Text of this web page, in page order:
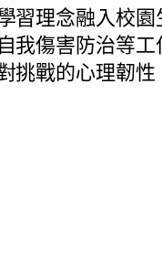
習理念融入校
我傷害防治等
戰的心理韌性